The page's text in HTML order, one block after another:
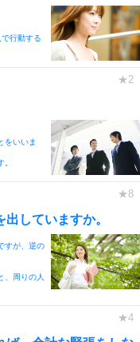
行動する
をいいま
していますか。
すが、逆の
、周りの人